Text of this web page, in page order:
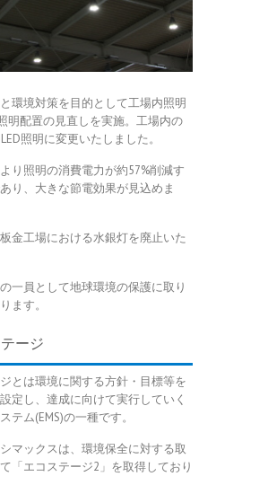
環境対策を目的として工場内照明
明配置の見直しを実施。工場内の
照明に変更いたしました。
り照明の消費電力が約57%削減す
り、大きな節電効果が見込めま
金工場における水銀灯を廃止いた
一員として地球環境の保護に取り
ます。
ージ
とは環境に関する方針・目標等を
定し、達成に向けて実行していく
テム(EMS)の一種です。
マックスは、環境保全に対する取
「エコステージ2」を取得しており